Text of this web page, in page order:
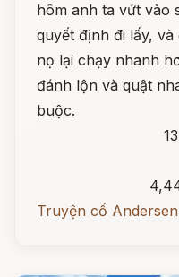
hôm anh ta vứt vào
quyết định đi lấy,
nọ lại chạy nhanh
đánh lộn và quật
buộc.
Truyện cổ Andersen